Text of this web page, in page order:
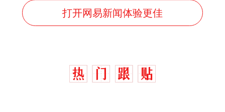
打开网易新闻体验更佳